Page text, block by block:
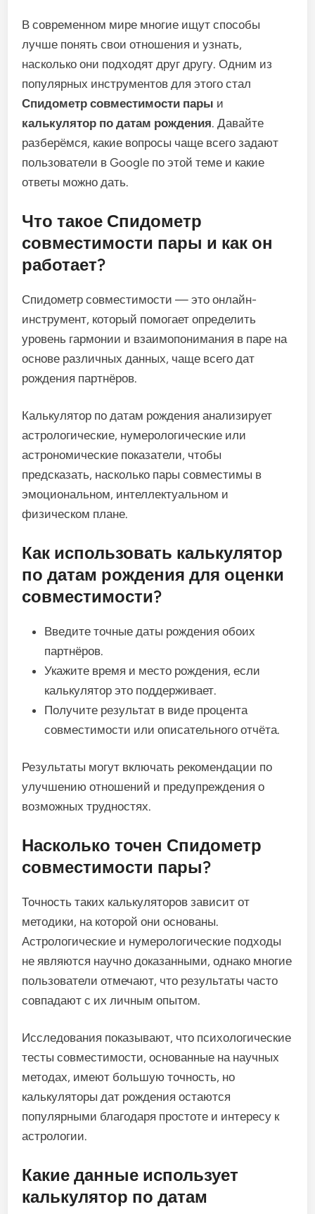
В современном мире многие ищут способы
лучше понять свои отношения и узнать,
насколько они подходят друг другу. Одним из
популярных инструментов для этого стал
Спидометр совместимости пары и
калькулятор по датам рождения. Давайте
разберёмся, какие вопросы чаще всего задают
пользователи в Google по этой теме и какие
ответы можно дать.
Что такое Спидометр
совместимости пары и как он
работает?
Спидометр совместимости — это онлайн-
инструмент, который помогает определить
уровень гармонии и взаимопонимания в паре на
основе различных данных, чаще всего дат
рождения партнёров.
Калькулятор по датам рождения анализирует
астрологические, нумерологические или
астрономические показатели, чтобы
предсказать, насколько пары совместимы в
эмоциональном, интеллектуальном и
физическом плане.
Как использовать калькулятор
по датам рождения для оценки
совместимости?
Введите точные даты рождения обоих
партнёров.
Укажите время и место рождения, если
калькулятор это поддерживает.
Получите результат в виде процента
совместимости или описательного отчёта.
Результаты могут включать рекомендации по
улучшению отношений и предупреждения о
возможных трудностях.
Насколько точен Спидометр
совместимости пары?
Точность таких калькуляторов зависит от
методики, на которой они основаны.
Астрологические и нумерологические подходы
не являются научно доказанными, однако многие
пользователи отмечают, что результаты часто
совпадают с их личным опытом.
Исследования показывают, что психологические
тесты совместимости, основанные на научных
методах, имеют большую точность, но
калькуляторы дат рождения остаются
популярными благодаря простоте и интересу к
астрологии.
Какие данные использует
калькулятор по датам